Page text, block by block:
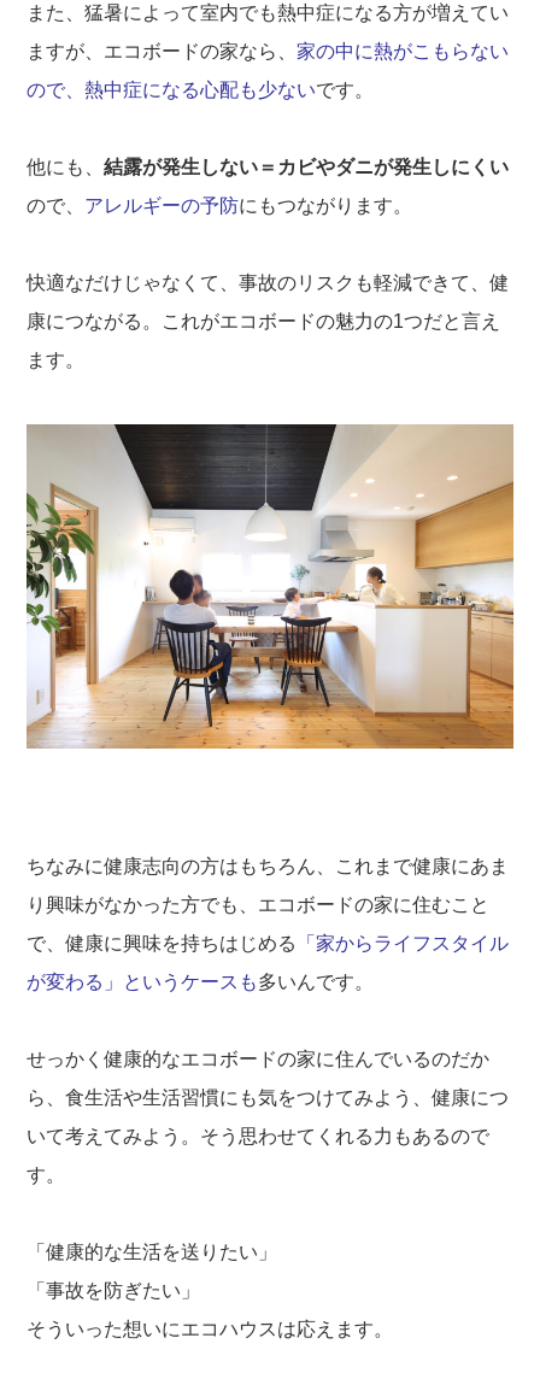
また、猛暑によって室内でも熱中症になる方が増えてい
ますが、エコボードの家なら、家の中に熱がこもらない
ので、熱中症になる心配も少ないです。
他にも、結露が発生しない＝カビやダニが発生しにくい
ので、 アレルギーの予防にもつながります。
快適なだけじゃなくて、事故のリスクも軽減できて、健
康につながる。これがエコボードの魅力の1つだと言え
ます。
ちなみに健康志向の方はもちろん、これまで健康にあま
り興味がなかった方でも、エコボードの家に住むこと
で、健康に興味を持ちはじめる
「家からライフスタイル
が変わる」というケースも多いんです。
せっかく健康的なエコボードの家に住んでいるのだか
ら、食生活や生活習慣にも気をつけてみよう、健康につ
いて考えてみよう。そう思わせてくれる力もあるので
す。
「健康的な生活を送りたい」
「事故を防ぎたい」
そういった想いにエコハウスは応えます。